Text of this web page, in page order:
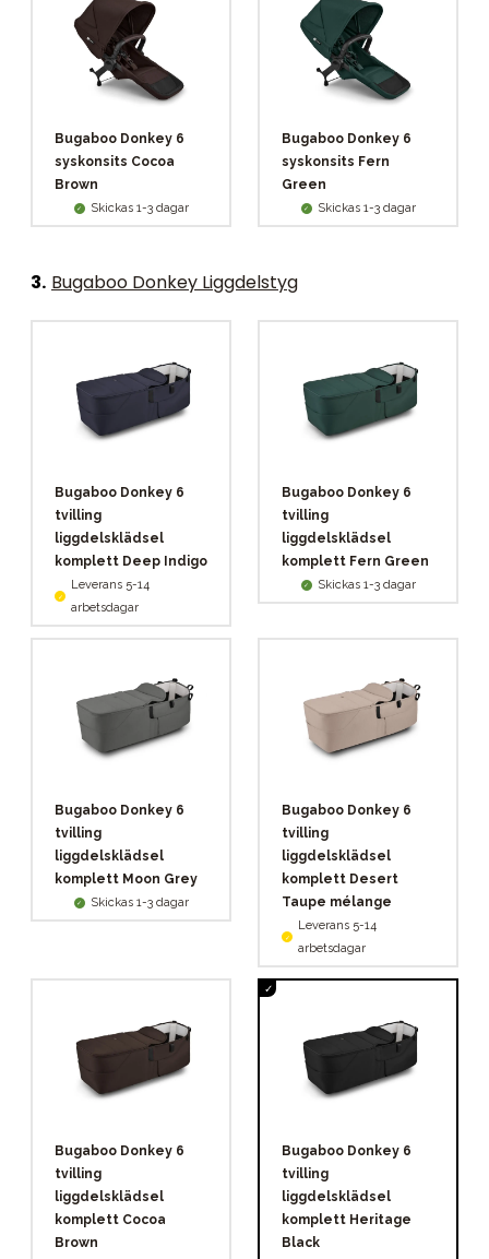
Bugaboo Donkey 6
syskonsits Cocoa
Brown
Skickas 1-3 dagar
Bugaboo Donkey 6
syskonsits Fern
Green
Skickas 1-3 dagar
3. Bugaboo Donkey Liggdelstyg
Bugaboo Donkey 6
tvilling
liggdelsklädsel
komplett Deep Indigo
Leverans 5-14
arbetsdagar
Bugaboo Donkey 6
tvilling
liggdelsklädsel
komplett Fern Green
Skickas 1-3 dagar
Bugaboo Donkey 6
tvilling
liggdelsklädsel
komplett Moon Grey
Skickas 1-3 dagar
Bugaboo Donkey 6
tvilling
liggdelsklädsel
komplett Desert
Taupe mélange
Leverans 5-14
arbetsdagar
Bugaboo Donkey 6
tvilling
liggdelsklädsel
komplett Cocoa
Brown
Bugaboo Donkey 6
tvilling
liggdelsklädsel
komplett Heritage
Black